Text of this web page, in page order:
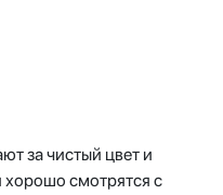
за чистый цвет и
хорошо смотрятся с